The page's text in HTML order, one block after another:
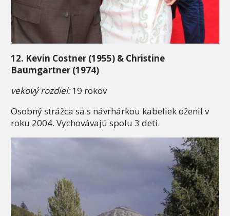
12. Kevin Costner (1955) & Christine
Baumgartner (1974)
vekový rozdiel:19 rokov
Osobný strážca sa s návrhárkou kabeliek oženil v
roku 2004. Vychovávajú spolu 3 deti.